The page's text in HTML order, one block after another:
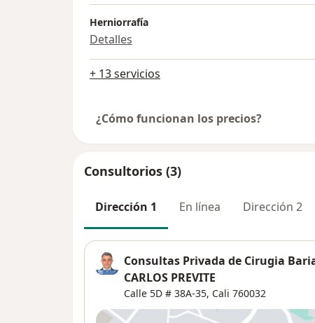
Herniorrafía
Detalles
+ 13 servicios
¿Cómo funcionan los precios?
Consultorios (3)
Dirección 1 En línea Dirección 2
Consultas Privada de Cirugia
CARLOS PREVITE
Calle 5D # 38A-35, Cali 760032